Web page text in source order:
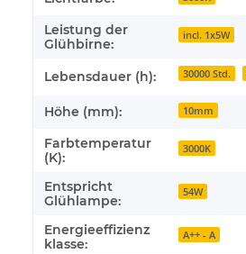
Leistung der
Glühbirne:
incl. 1x5W
Lebensdauer (h): 30000 Std.
Höhe (mm): 10mm
Farbtemperatur
(K):
3000K
Entspricht
Glühlampe:
54W
Energieeffizienz
klasse:
A++ - A